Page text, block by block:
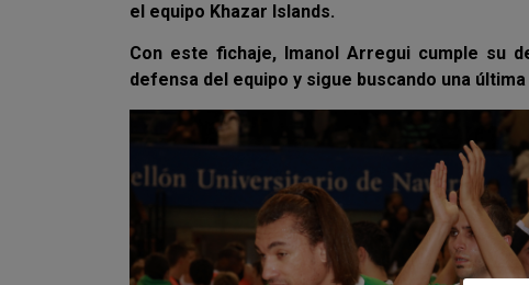
el equipo Khazar Islands.
Con este fichaje, Imanol Arregui cumple su
defensa del equipo y sigue buscando una